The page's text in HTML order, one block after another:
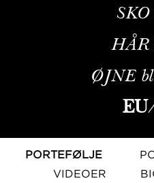
SKO
HÅR
ØJNE
EU
PORTEFØLJE
VIDEOER